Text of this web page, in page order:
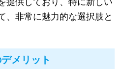
、非常に魅力的な選択肢と
メリット